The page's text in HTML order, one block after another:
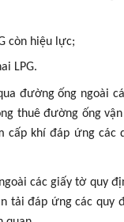
còn hiệu lực;
LPG.
đường ống ngoài
thuê đường ống
khí đáp ứng các
các giấy tờ quy
tải đáp ứng các